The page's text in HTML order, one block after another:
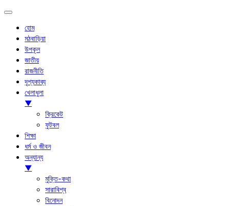
হোম
মঠবাড়িয়া
উপকূল
জাতীয়
রাজনীতি
দৃশ্যকাব্য
খেলাধুলা
▼
ক্রিকেট
ফুটবল
শিক্ষা
ধর্ম ও জীবন
অন্যান্য
▼
মুক্তি-কথা
সারাবিশ্ব
বিনোদন